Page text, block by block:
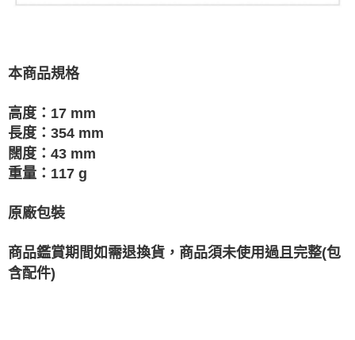
本商品規格
高度：17 mm
長度：354 mm
闊度：43 mm
重量：117 g
原廠包裝
商品鑑賞期間如需退換貨，商品須未使用過且完整(包
含配件)